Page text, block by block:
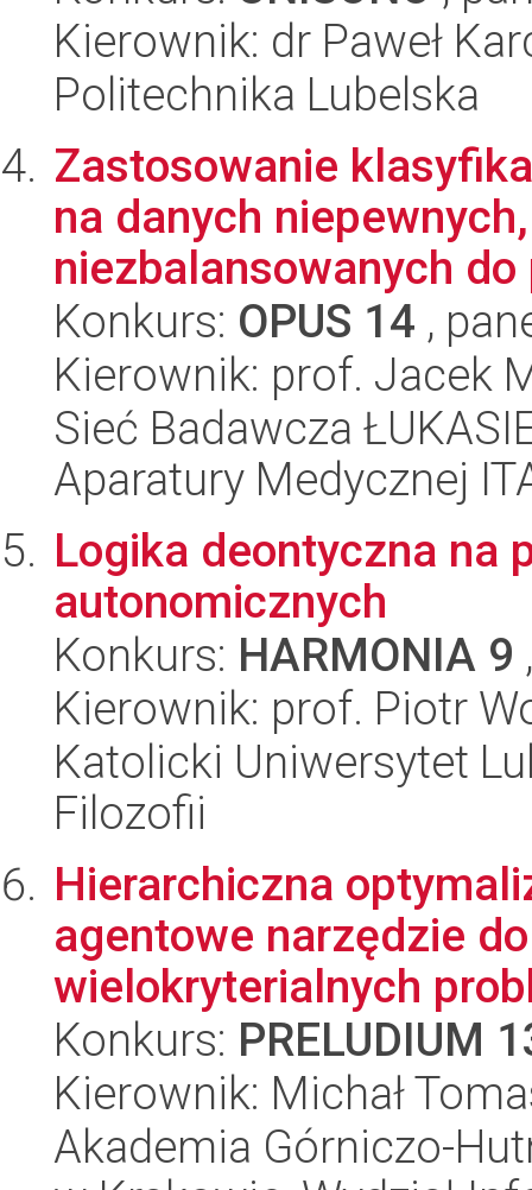
Kierownik: dr Paweł
Politechnika Lubelska
Zastosowanie
na danych
niezbalansowanych
Konkurs: OPUS 14 ,
Kierownik: prof. Jacek
Sieć Badawcza
Aparatury Medycznej
Logika deontyczna na
autonomicznych
Konkurs: HARMONIA 9
Kierownik: prof. Piotr
Katolicki Uniwersytet
Filozofii
Hierarchiczna
agentowe narzędzie
wielokryterialnych
Konkurs: PRELUDIUM
Kierownik: Michał
Akademia Górniczo-